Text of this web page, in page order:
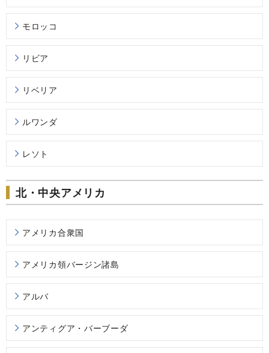
モロッコ
リビア
リベリア
ルワンダ
レソト
北・中央アメリカ
アメリカ合衆国
アメリカ領バージン諸島
アルバ
アンティグア・バーブーダ